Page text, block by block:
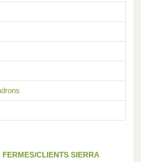
FERMES/CLIENTS SIERRA